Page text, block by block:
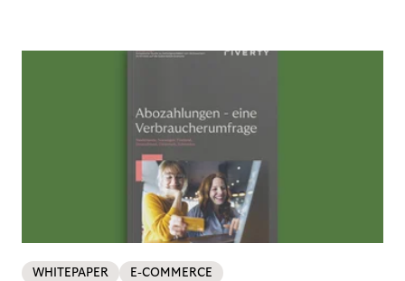
WHITEPAPER E-COMMERCE